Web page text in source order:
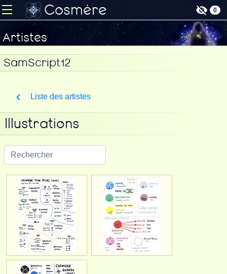
Cosmère 0
Artistes
SamScript12
Liste des artistes
Illustrations